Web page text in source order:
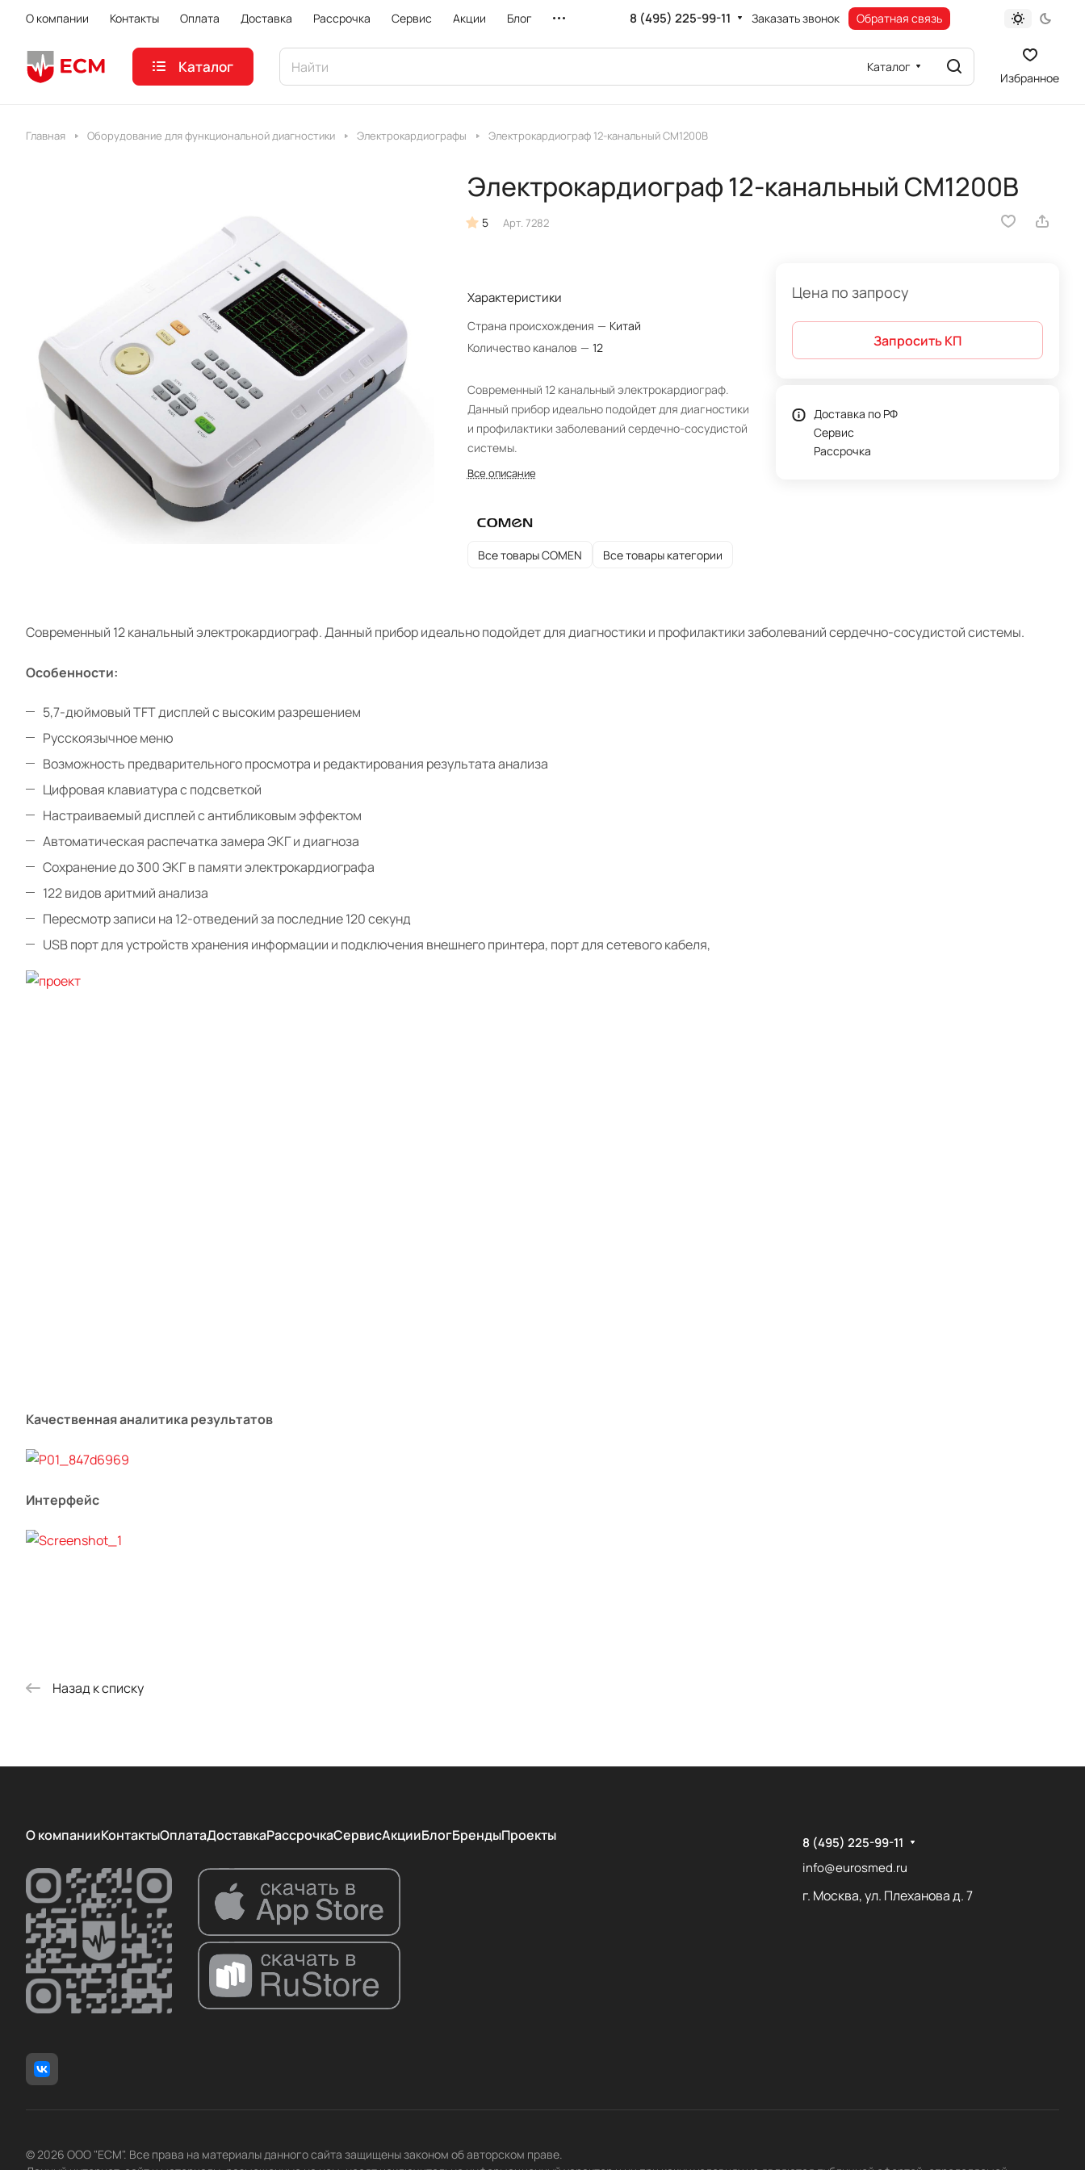
О компании Контакты Оплата Доставка Рассрочка Сервис Акции Блог 8 (495) 225-99-11 Заказать звонок Обратная связь
Каталог Каталог
Избранное
Главная Оборудование для функциональной диагностики Электрокардиографы Электрокардиограф 12-канальный CM1200B
Электрокардиограф 12-канальный CM1200B
5 Арт. 7282
Характеристики
Страна происхождения — Китай
Количество каналов — 12
Cовременный 12 канальный электрокардиограф.
Данный прибор идеально подойдет для диагностики
и профилактики заболеваний сердечно-сосудистой
системы.
Все описание
Все товары COMEN Все товары категории
Цена по запросу
Запросить КП
Доставка по РФ
Сервис
Рассрочка
Cовременный 12 канальный электрокардиограф. Данный прибор идеально подойдет для диагностики и профилактики заболеваний сердечно-сосудистой системы.
Особенности:
5,7-дюймовый TFT дисплей с высоким разрешением
Русскоязычное меню
Возможность предварительного просмотра и редактирования результата анализа
Цифровая клавиатура с подсветкой
Настраиваемый дисплей с антибликовым эффектом
Автоматическая распечатка замера ЭКГ и диагноза
Сохранение до 300 ЭКГ в памяти электрокардиографа
122 видов аритмий анализа
Пересмотр записи на 12-отведений за последние 120 секунд
USB порт для устройств хранения информации и подключения внешнего принтера, порт для сетевого кабеля,
Качественная аналитика результатов
Интерфейс
Назад к списку
О компанииКонтактыОплатаДоставкаРассрочкаСервисАкцииБлогБрендыПроекты
8 (495) 225-99-11
info@eurosmed.ru
г. Москва, ул. Плеханова д. 7
© 2026 ООО "ЕСМ". Все права на материалы данного сайта защищены законом об авторском праве.